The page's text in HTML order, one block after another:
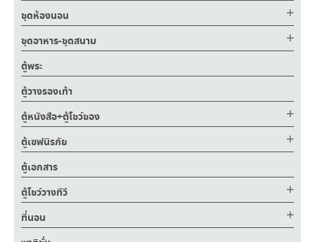
ชุดห้องนอน
ชุดอาหาร-ชุดสนาม
ตู้พระ
ตู้วางรองเท้า
ตู้หนังสือ+ตู้โชว์ของ
ตู้เซฟนิรภัย
ตู้เอกสาร
ตู้โชว์วางทีวี
ที่นอน